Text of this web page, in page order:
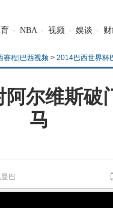
- NBA - 视频 - 娱谈 -
赛程|巴西视频 > 2014巴西世界杯
尔维斯破
马
巴